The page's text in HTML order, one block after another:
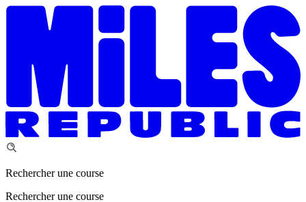
Rechercher une course
Rechercher une course